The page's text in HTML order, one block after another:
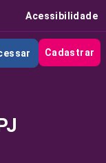
Acessibilidade
Cadastrar